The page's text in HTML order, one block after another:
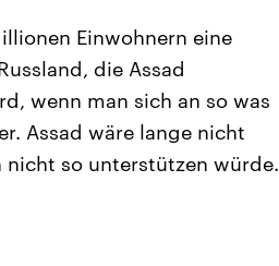
Einwohnern eine
die Assad
wenn man sich an so was
Assad wäre lange nicht
nicht so unterstützen würde.